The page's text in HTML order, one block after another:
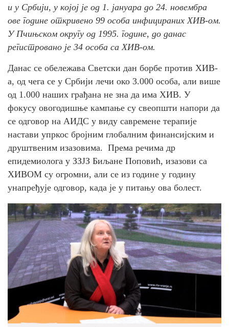
и у Србији, у којој је од 1. јануара до 24. новембра
ове године откривено 99 особа инфицираних ХИВ-ом.
У Пчињском округу од 1995. године, до данас
регистровано је 34 особа са ХИВ-ом.
Данас се обележава Светски дан борбе против ХИВ-
а, од чега се у Србији лечи око 3.000 особа, али више
од 1.000 наших грађана не зна да има ХИВ. У
фокусу овогодишње кампање су свеопшти напори да
се одговор на АИДС у виду савремене терапије
настави упркос бројним глобалним финансијским и
друштвеним изазовима. Према речима др
епидемиолога у ЗЗЈЗ Биљане Поповић, изазови са
ХИВОМ су огромни, али се из године у годину
унапређује одговор, када је у питању ова болест.